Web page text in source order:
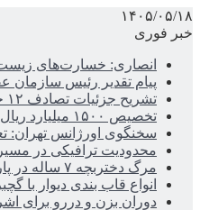
۱۴۰۵/۰۵/۱۸
خبر فوری
انصاری: خسارت‌های
پیام تقدیر رئیس سازمان
تشریح جزئیات تصادف ۱۲ خودرو با ۱۹ مصدوم
تخصیص ۱۵۰۰ میلیارد ریال اعتبار استانی برای ساماندهی بافت قدیم دزفول
سخنگوی اورژانس تهران:
محدودیت ترافیکی در
مرگ دختربچه ۷ ساله در پارک اسلامشهر
انواع قاب بندی دیوار
دوران بزن و دررو برای